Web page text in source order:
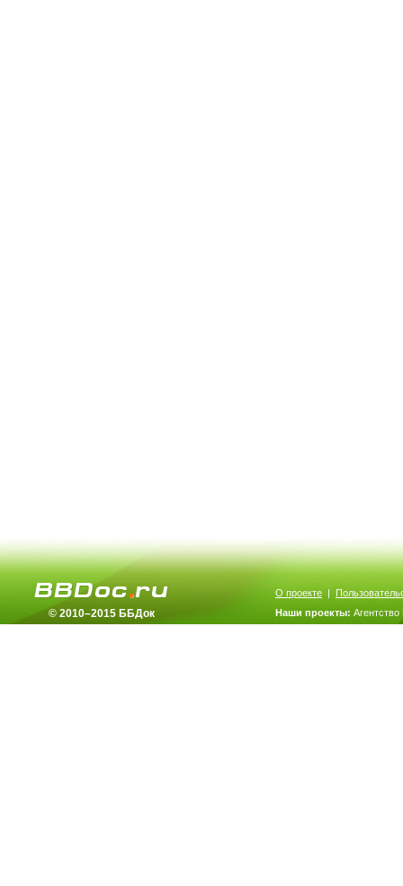
© 2010–2015 ББДок
О проекте |
Наши проекты: